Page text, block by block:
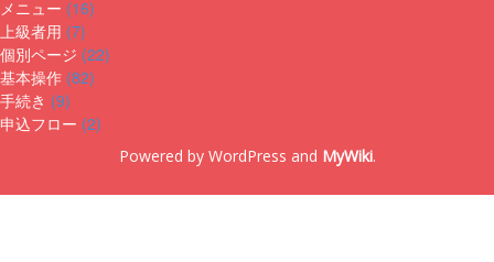
メニュー (16)
上級者用 (7)
個別ページ (22)
基本操作 (82)
手続き (9)
申込フロー (2)
Powered by WordPress and MyWiki.